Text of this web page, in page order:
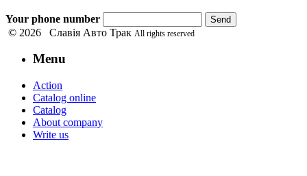
Your phone number Send
© 2026 Славія Авто Трак All rights reserved
Menu
Action
Catalog online
Catalog
About company
Write us